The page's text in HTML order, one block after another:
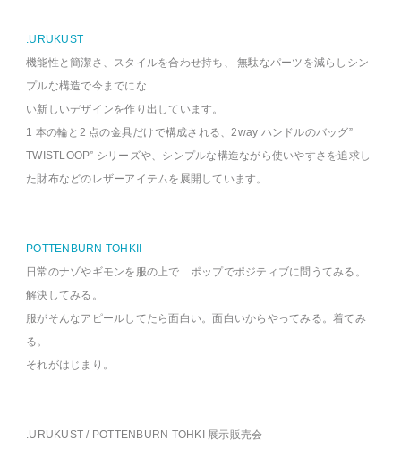
.URUKUST
機能性と簡潔さ、スタイルを合わせ持ち、 無駄なパーツを減らしシン
プルな構造で今までにな
い新しいデザインを作り出しています。
1 本の輪と2 点の金具だけで構成される、2way ハンドルのバッグ”
TWISTLOOP” シリーズや、シンプルな構造ながら使いやすさを追求し
た財布などのレザーアイテムを展開しています。
POTTENBURN TOHKII
日常のナゾやギモンを服の上で ポップでポジティブに問うてみる。
解決してみる。
服がそんなアピールしてたら面白い。面白いからやってみる。着てみ
る。
それがはじまり。
.URUKUST / POTTENBURN TOHKI 展示販売会